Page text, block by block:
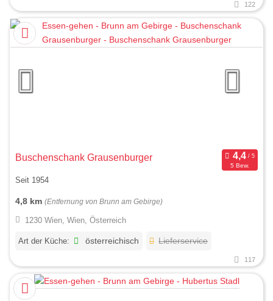
122
Buschenschank Grausenburger
5 Bew.
Seit 1954
4,8 km (Entfernung von Brunn am Gebirge)
1230 Wien, Wien, Österreich
Art der Küche: österreichisch Lieferservice
117